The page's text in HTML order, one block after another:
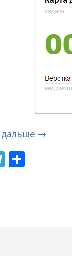
дальше →
Telegram